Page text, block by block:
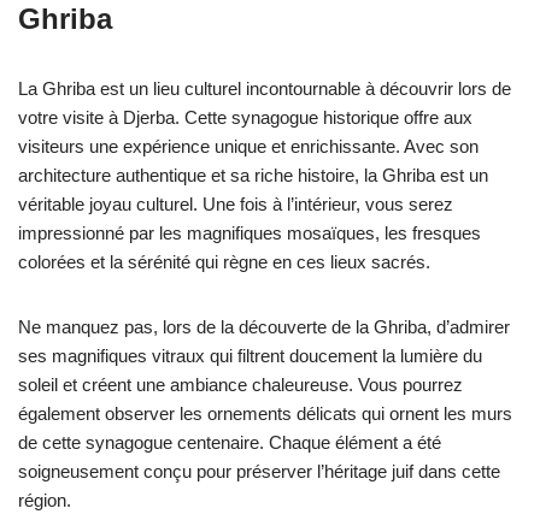
Ghriba
La Ghriba est un lieu culturel incontournable à découvrir lors de
votre visite à Djerba. Cette synagogue historique offre aux
visiteurs une expérience unique et enrichissante. Avec son
architecture authentique et sa riche histoire, la Ghriba est un
véritable joyau culturel. Une fois à l’intérieur, vous serez
impressionné par les magnifiques mosaïques, les fresques
colorées et la sérénité qui règne en ces lieux sacrés.
Ne manquez pas, lors de la découverte de la Ghriba, d’admirer
ses magnifiques vitraux qui filtrent doucement la lumière du
soleil et créent une ambiance chaleureuse. Vous pourrez
également observer les ornements délicats qui ornent les murs
de cette synagogue centenaire. Chaque élément a été
soigneusement conçu pour préserver l’héritage juif dans cette
région.